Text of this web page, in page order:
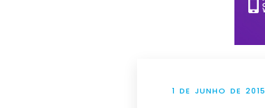
1 DE JUNHO DE 2015